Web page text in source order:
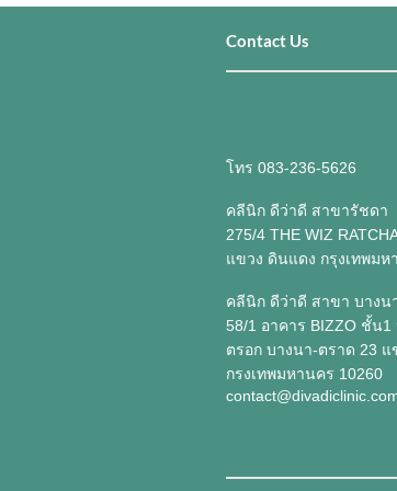
​​​Contact Us
โทร 083-236-5626
คลีนิก ดีว่าดี สาขารัชดา
275/4 THE WIZ
แขวง ดินแดง กรุงเทพมห
คลีนิก ดีว่าดี สาขา บางน
58/1 อาคาร BIZZO ชั้น1
ตรอก บางนา-ตราด 23 แ
กรงเทพมหานคร 10260